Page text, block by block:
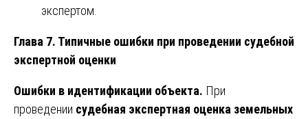
экспертом.
Глава 7. Типичные ошибки при проведении судебной
экспертной оценки
Ошибки в идентификации объекта. При
проведении судебная экспертная оценка земельных